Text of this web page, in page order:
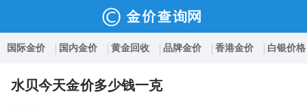
国际金价 国内金价 黄金回收 品牌金价 香港金价 白银价格
水贝今天金价多少钱一克